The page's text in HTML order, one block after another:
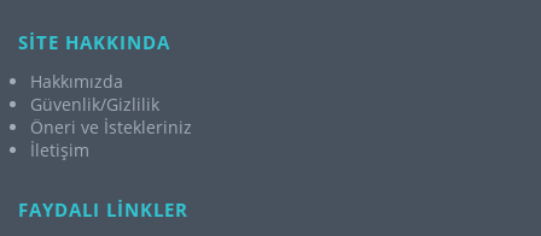
SİTE HAKKINDA
Hakkımızda
Güvenlik/Gizlilik
Öneri ve İstekleriniz
İletişim
FAYDALI LİNKLER